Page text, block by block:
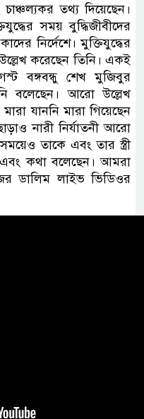
তথ্য দিয়েছেন।
সময় বুদ্ধিজীবীদের
নির্দেশে। মুক্তিযুদ্ধের
করেছেন তিনি। একই
বঙ্গবন্ধু শেখ মুজিবুর
বলেছেন। আরো উল্লেখ
যাননি মারা গিয়েছেন
নারী নির্যাতনী আরো
তাকে এবং তার স্ত্রী
এবং কথা বলেছেন। আমরা
ডালিম লাইভ ভিডিওর